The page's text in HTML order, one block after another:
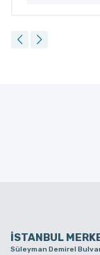
İSTANBUL
Süleyman Demirel